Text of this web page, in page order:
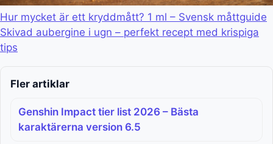
Hur mycket är ett kryddmått? 1 ml – Svensk måttguide
Skivad aubergine i ugn – perfekt recept med krispiga
tips
Fler artiklar
Genshin Impact tier list 2026 – Bästa
karaktärerna version 6.5